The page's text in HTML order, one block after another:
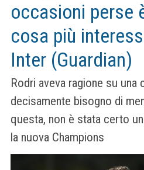
occasioni perse
cosa più
Inter (Guardian)
Rodri aveva ragione su una
decisamente bisogno di
questa, non è stata certo
la nuova Champions